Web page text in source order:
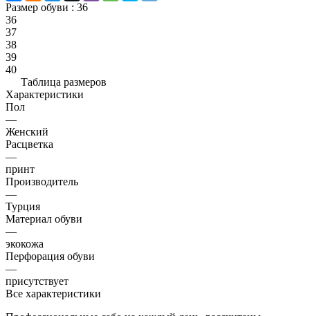
Размер обуви : 36
36
37
38
39
40
Таблица размеров
Характеристики
Пол
—
Женский
Расцветка
—
принт
Производитель
—
Турция
Материал обуви
—
экокожа
Перфорация обуви
—
присутствует
Все характеристики